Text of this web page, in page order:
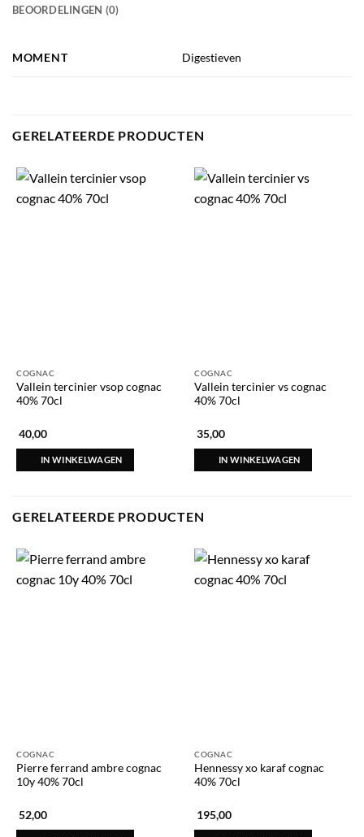
BEOORDELINGEN (0)
MOMENT Digestieven
GERELATEERDE PRODUCTEN
COGNAC
Vallein tercinier vsop cognac
40% 70cl
40,00
IN WINKELWAGEN
COGNAC
Vallein tercinier vs cognac
40% 70cl
35,00
IN WINKELWAGEN
GERELATEERDE PRODUCTEN
COGNAC
Pierre ferrand ambre cognac
10y 40% 70cl
52,00
COGNAC
Hennessy xo karaf cognac
40% 70cl
195,00